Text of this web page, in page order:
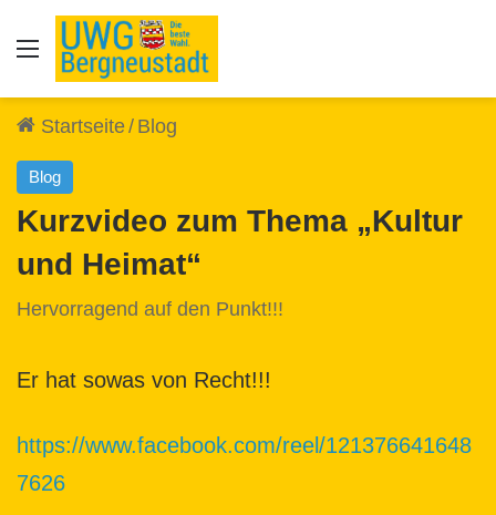
Auswahl
Startseite/ Blog
Blog
Kurzvideo zum Thema „Kultur
und Heimat“
Hervorragend auf den Punkt!!!
Er hat sowas von Recht!!!
https://www.facebook.com/reel/121376641648
7626